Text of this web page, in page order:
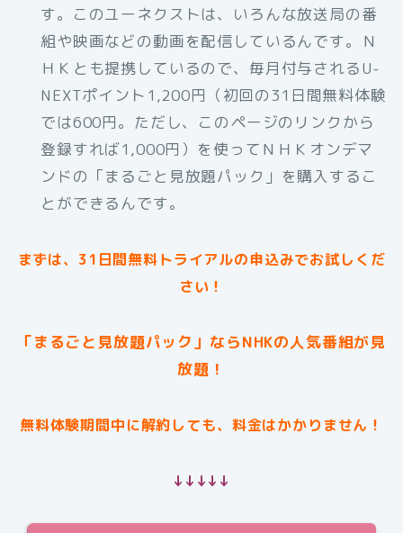
す。このユーネクストは、いろんな放送局の番
組や映画などの動画を配信しているんです。Ｎ
ＨＫとも提携しているので、毎月付与されるU-
NEXTポイント1,200円（初回の31日間無料体験
では600円。ただし、このページのリンクから
登録すれば1,000円）を使ってＮＨＫオンデマ
ンドの「まるごと見放題パック」を購入するこ
とができるんです。
まずは、31日間無料トライアルの申込みでお試しくだ
さい！
「まるごと見放題パック」ならNHKの人気番組が見
放題！
無料体験期間中に解約しても、料金はかかりません！
↓↓↓↓↓